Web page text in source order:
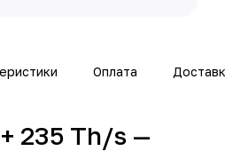
Оплата
235 Th/s —